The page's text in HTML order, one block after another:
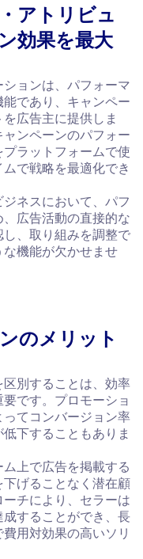
アトリビュ
効果を最大
ョンは、パフォーマ
であり、キャンペー
広告主に提供しま
ンペーンのパフォー
ラットフォームで使
で戦略を最適化でき
ネスにおいて、パフ
広告活動の直接的な
、取り組みを調整で
機能が欠かせませ
のメリット
別することは、効率
です。プロモーショ
てコンバージョン率
下することもありま
上で広告を掲載する
げることなく潜在顧
チにより、セラーは
することができ、長
用対効果の高いソリ